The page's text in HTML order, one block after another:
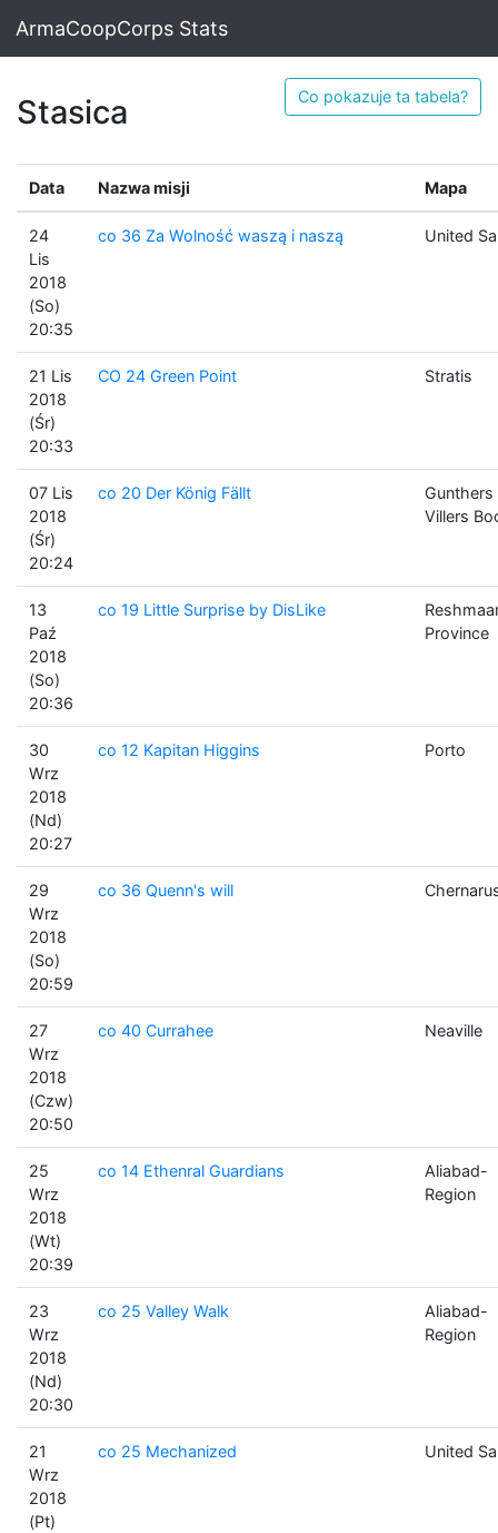
ArmaCoopCorps Stats
Stasica Co pokazuje ta tabela?
Data Nazwa misji Mapa
24
Lis
2018
(So)
20:35
co 36 Za Wolność waszą i naszą United
21 Lis
2018
(Śr)
20:33
CO 24 Green Point Stratis
07 Lis
2018
(Śr)
20:24
co 20 Der König Fällt
Gunthers
Villers
13
Paź
2018
(So)
20:36
co 19 Little Surprise by DisLike
Province
30
Wrz
2018
(Nd)
20:27
co 12 Kapitan Higgins Porto
29
Wrz
2018
(So)
20:59
co 36 Quenn's will
27
Wrz
2018
(Czw)
20:50
co 40 Currahee Neaville
25
Wrz
2018
(Wt)
20:39
co 14 Ethenral Guardians
Aliabad-
Region
23
Wrz
2018
(Nd)
20:30
co 25 Valley Walk
Aliabad-
Region
21
Wrz
2018
(Pt)
co 25 Mechanized United